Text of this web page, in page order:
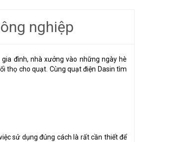
nghiệp
đình, nhà xưởng vào những ngày hè
thọ cho quạt. Cùng quạt điện Dasin tìm
sử dụng đúng cách là rất cần thiết để